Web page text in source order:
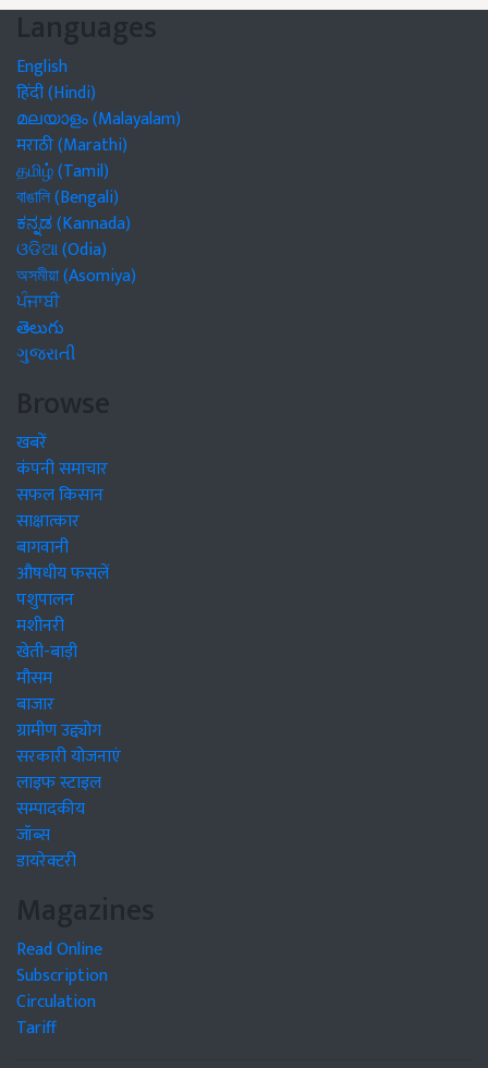
Languages
English
हिंदी (Hindi)
മലയാളം (Malayalam)
मराठी (Marathi)
தமிழ் (Tamil)
বাঙালি (Bengali)
ಕನ್ನಡ (Kannada)
ଓଡିଆ (Odia)
অসমীয়া (Asomiya)
ਪੰਜਾਬੀ
తెలుగు
ગુજરાતી
Browse
खबरें
कंपनी समाचार
सफल किसान
साक्षात्कार
बागवानी
औषधीय फसलें
पशुपालन
मशीनरी
खेती-बाड़ी
मौसम
बाजार
ग्रामीण उद्द्योग
सरकारी योजनाएं
लाइफ स्टाइल
सम्पादकीय
जॉब्स
डायरेक्टरी
Magazines
Read Online
Subscription
Circulation
Tariff